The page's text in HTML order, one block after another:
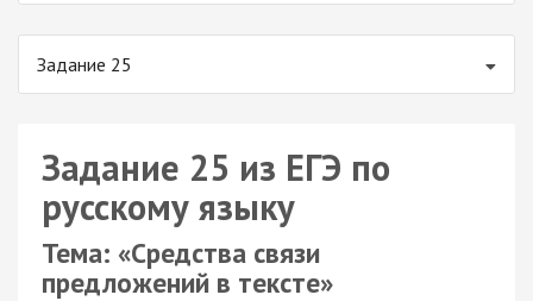
Задание 25
Задание 25 из ЕГЭ по
русскому языку
Тема: «Средства связи
предложений в тексте»